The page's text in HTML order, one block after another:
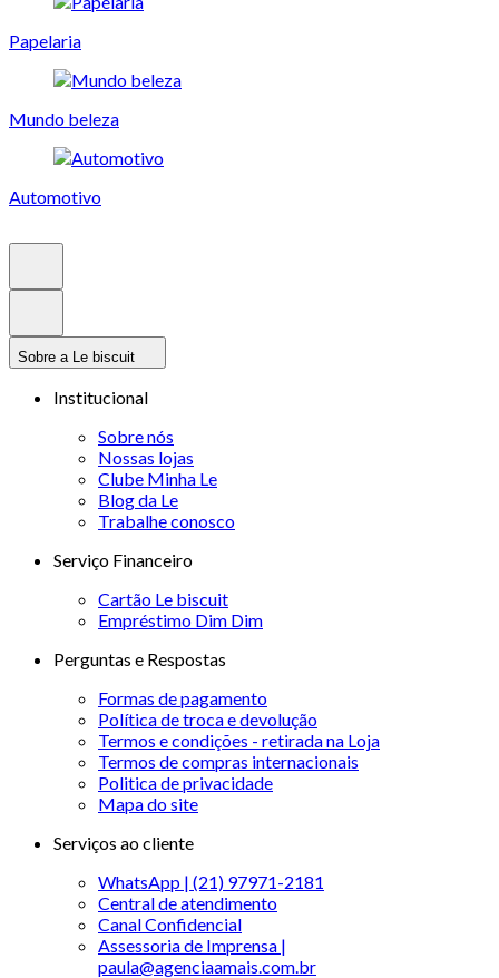
Papelaria
Mundo beleza
Automotivo
Sobre a Le biscuit
Institucional
Sobre nós
Nossas lojas
Clube Minha Le
Blog da Le
Trabalhe conosco
Serviço Financeiro
Cartão Le biscuit
Empréstimo Dim Dim
Perguntas e Respostas
Formas de pagamento
Política de troca e devolução
Termos e condições - retirada na Loja
Termos de compras internacionais
Politica de privacidade
Mapa do site
Serviços ao cliente
WhatsApp | (21) 97971-2181
Central de atendimento
Canal Confidencial
Assessoria de Imprensa |
paula@agenciaamais.com.br